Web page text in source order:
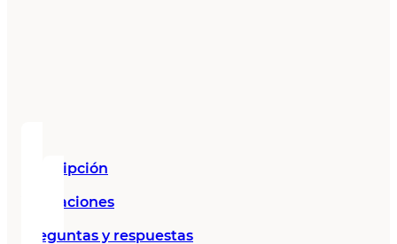
Descripción
Valoraciones
Preguntas y respuestas